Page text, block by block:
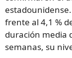
frente al 4,1 %
duración media
semanas, su